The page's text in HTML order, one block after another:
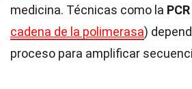
medicina. Técnicas como la PCR
cadena de la polimerasa)
proceso para amplificar